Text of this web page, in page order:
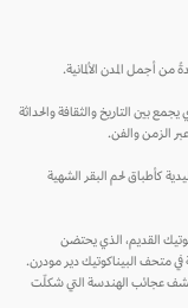
المدن الألمانية.
بين التاريخ والثقافة والحداثة
الزمن والفن.
كأطباق لحم البقر الشهية
القديم، الذي يحتضن
البيناكوتيك دير مودرن.
عجائب الهندسة التي شكلّت